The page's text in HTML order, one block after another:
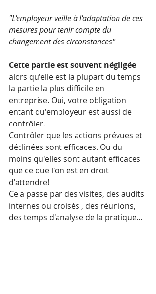
"L'employeur veille à l'adaptation de ces
mesures pour tenir compte du
changement des circonstances"
Cette partie est souvent négligée
alors qu'elle est la plupart du temps
la partie la plus difficile en
entreprise. Oui, votre obligation
entant qu'employeur est aussi de
contrôler.
Contrôler que les actions prévues et
déclinées sont efficaces. Ou du
moins qu'elles sont autant efficaces
que ce que l'on est en droit
d'attendre!
Cela passe par des visites, des audits
internes ou croisés , des réunions,
des temps d'analyse de la pratique...